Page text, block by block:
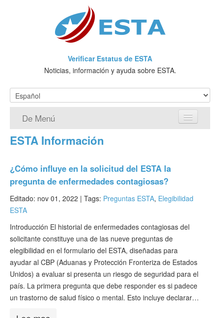
Verificar Estatus de ESTA
Noticias, información y ayuda sobre ESTA.
De Menú
Página de inicio
¿Qué es ESTA?
VWP
Verificar ESTA
ESTA Información
Contacto
ESTA Información
¿Cómo influye en la solicitud del ESTA la
pregunta de enfermedades contagiosas?
Editado: nov 01, 2022 | Tags: Preguntas ESTA, Elegibilidad
ESTA
Introducción El historial de enfermedades contagiosas del
solicitante constituye una de las nueve preguntas de
elegibilidad en el formulario del ESTA, diseñadas para
ayudar al CBP (Aduanas y Protección Fronteriza de Estados
Unidos) a evaluar si presenta un riesgo de seguridad para el
país. La primera pregunta que debe responder es si padece
un trastorno de salud físico o mental. Esto incluye declarar…